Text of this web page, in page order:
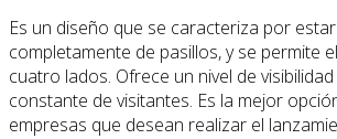
Es un diseño que se caracteriza por
completamente de pasillos, y se permite
cuatro lados. Ofrece un nivel de
constante de visitantes. Es la mejor
empresas que desean realizar el